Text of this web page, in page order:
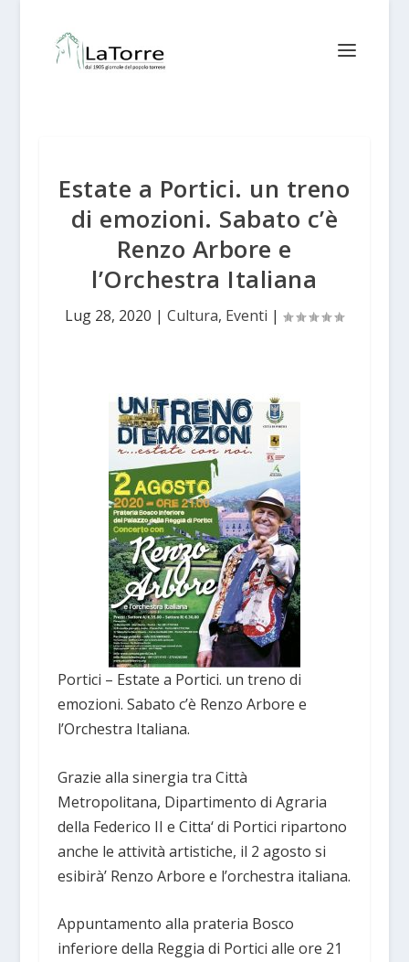
Estate a Portici. un treno
di emozioni. Sabato c’è
Renzo Arbore e
l’Orchestra Italiana
Lug 28, 2020 |Cultura, Eventi |
Portici – Estate a Portici. un treno di
emozioni. Sabato c’è Renzo Arbore e
l’Orchestra Italiana.
Grazie alla sinergia tra Città
Metropolitana, Dipartimento di Agraria
della Federico II e Citta‘ di Portici ripartono
anche le attività artistiche, il 2 agosto si
esibirà’ Renzo Arbore e l’orchestra italiana.
Appuntamento alla prateria Bosco
inferiore della Reggia di Portici alle ore 21